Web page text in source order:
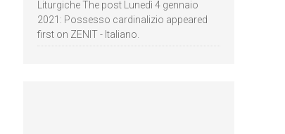
Liturgiche The post Lunedì 4 gennaio
2021: Possesso cardinalizio appeared
first on ZENIT - Italiano.